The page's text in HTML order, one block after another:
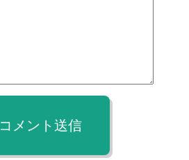
コメント送信